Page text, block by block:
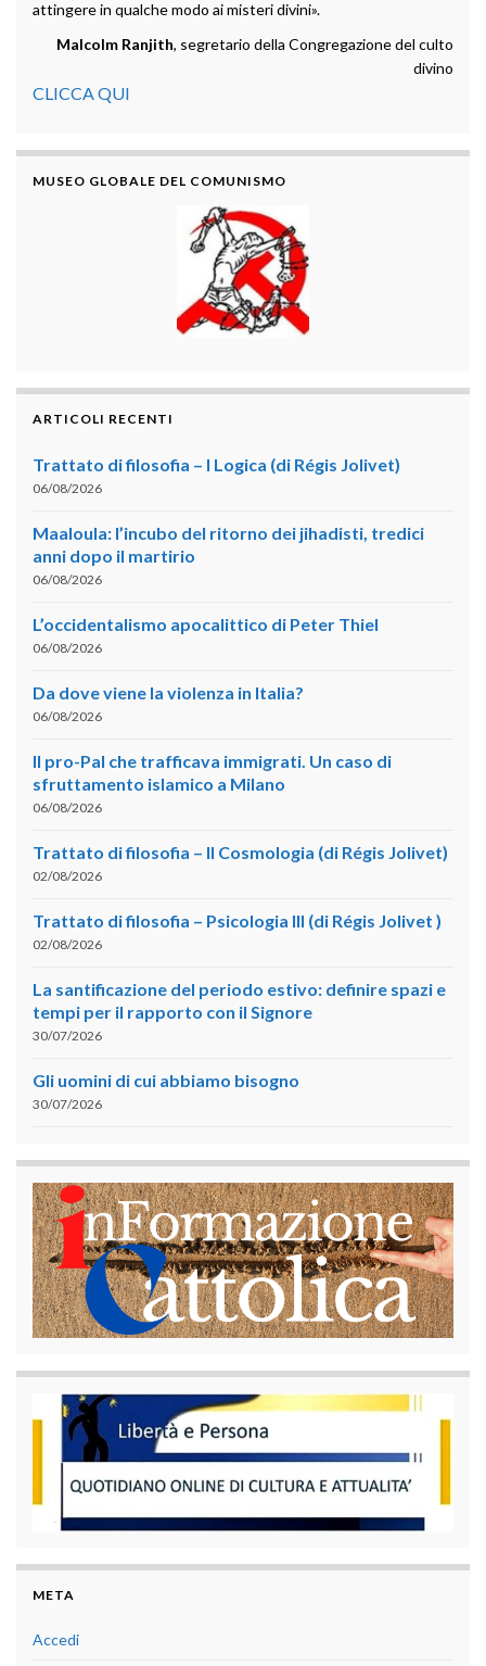
attingere in qualche modo ai misteri divini».
Malcolm Ranjith, segretario della Congregazione del culto
divino
CLICCA QUI
MUSEO GLOBALE DEL COMUNISMO
ARTICOLI RECENTI
Trattato di filosofia – I Logica (di Régis Jolivet)
06/08/2026
Maaloula: l’incubo del ritorno dei jihadisti, tredici
anni dopo il martirio
06/08/2026
L’occidentalismo apocalittico di Peter Thiel
06/08/2026
Da dove viene la violenza in Italia?
06/08/2026
Il pro-Pal che trafficava immigrati. Un caso di
sfruttamento islamico a Milano
06/08/2026
Trattato di filosofia – II Cosmologia (di Régis Jolivet)
02/08/2026
Trattato di filosofia – Psicologia III (di Régis Jolivet )
02/08/2026
La santificazione del periodo estivo: definire spazi e
tempi per il rapporto con il Signore
30/07/2026
Gli uomini di cui abbiamo bisogno
30/07/2026
META
Accedi